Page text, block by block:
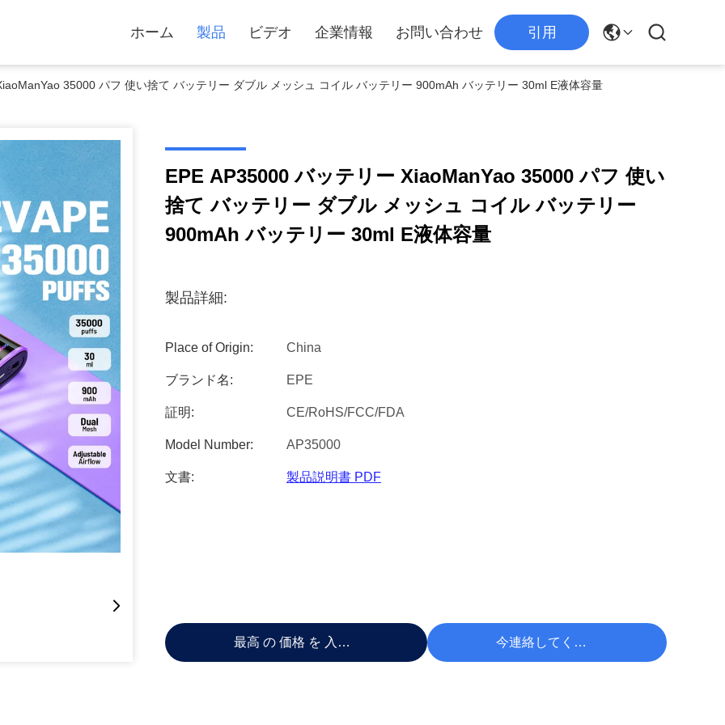
ホーム 製品 ビデオ 企業情報 お問い合わせ 引用
35000 パフ 使い捨て バッテリー ダブル メッシュ コイル バッテリー 900mAh バッテリー 30ml E液体容量
EPE AP35000 バッテリー XiaoManYao 35000 パフ 使い
捨て バッテリー ダブル メッシュ コイル バッテリー
900mAh バッテリー 30ml E液体容量
製品詳細:
Place of Origin: China
ブランド名: EPE
証明: CE/RoHS/FCC/FDA
Model Number: AP35000
文書: 製品説明書 PDF
最高 の 価格 を 入手 する 今連絡してください